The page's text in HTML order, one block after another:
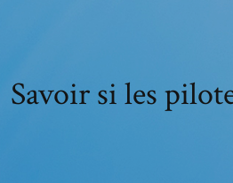
Savoir si les